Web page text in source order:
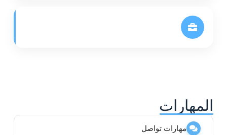
المهارات
مهارات تواصل